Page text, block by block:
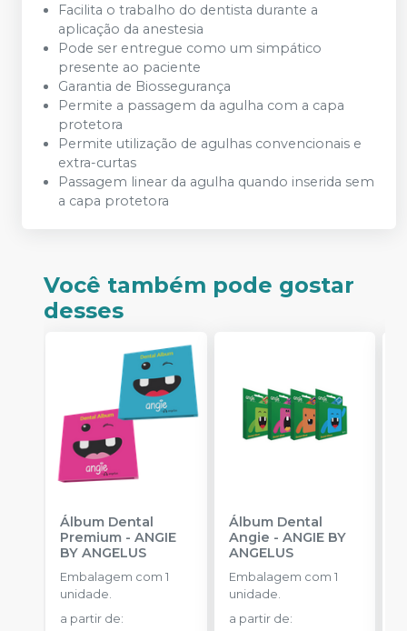
Facilita o trabalho do dentista durante a
aplicação da anestesia
Pode ser entregue como um simpático
presente ao paciente
Garantia de Biossegurança
Permite a passagem da agulha com a capa
protetora
Permite utilização de agulhas convencionais e
extra-curtas
Passagem linear da agulha quando inserida sem
a capa protetora
Você também pode gostar
desses
Álbum Dental
Premium -ANGIE
BY ANGELUS
Embalagem com 1
unidade.
a partir de:
Álbum Dental
Angie - ANGIE BY
ANGELUS
Embalagem com 1
unidade.
a partir de: